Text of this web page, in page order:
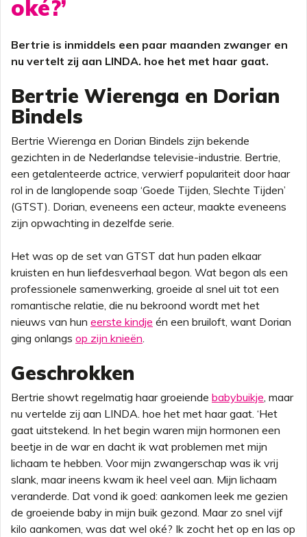
oké?’
Bertrie is inmiddels een paar maanden zwanger en
nu vertelt zij aan LINDA. hoe het met haar gaat.
Bertrie Wierenga en Dorian
Bindels
Bertrie Wierenga en Dorian Bindels zijn bekende
gezichten in de Nederlandse televisie-industrie. Bertrie,
een getalenteerde actrice, verwierf populariteit door haar
rol in de langlopende soap ‘Goede Tijden, Slechte Tijden’
(GTST). Dorian, eveneens een acteur, maakte eveneens
zijn opwachting in dezelfde serie.
Het was op de set van GTST dat hun paden elkaar
kruisten en hun liefdesverhaal begon. Wat begon als een
professionele samenwerking, groeide al snel uit tot een
romantische relatie, die nu bekroond wordt met het
nieuws van hun eerste kindje én een bruiloft, want Dorian
ging onlangs op zijn knieën.
Geschrokken
Bertrie showt regelmatig haar groeiende babybuikje, maar
nu vertelde zij aan LINDA. hoe het met haar gaat. ‘Het
gaat uitstekend. In het begin waren mijn hormonen een
beetje in de war en dacht ik wat problemen met mijn
lichaam te hebben. Voor mijn zwangerschap was ik vrij
slank, maar ineens kwam ik heel veel aan. Mijn lichaam
veranderde. Dat vond ik goed: aankomen leek me gezien
de groeiende baby in mijn buik gezond. Maar zo snel vijf
kilo aankomen, was dat wel oké? Ik zocht het op en las op